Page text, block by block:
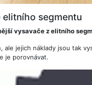
segmentu
vysavače z elitního
ale jejich náklady jsou tak
je porovnávat.